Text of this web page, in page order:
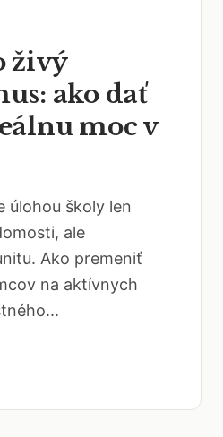
živý
ako dať
moc v
úlohou školy len
ale
Ako premeniť
na aktívnych